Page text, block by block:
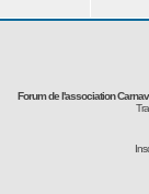
Forum de l'association